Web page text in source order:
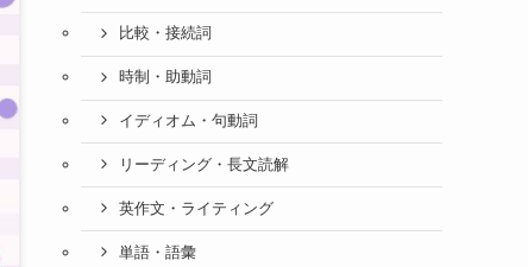
比較・接続詞
時制・助動詞
イディオム・句動詞
リーディング・長文読解
英作文・ライティング
単語・語彙